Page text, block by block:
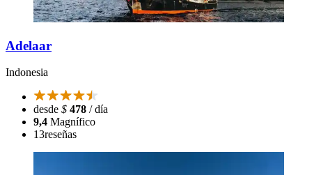
Adelaar
Indonesia
desde $ 478 / día
9,4 Magnífico
13reseñas